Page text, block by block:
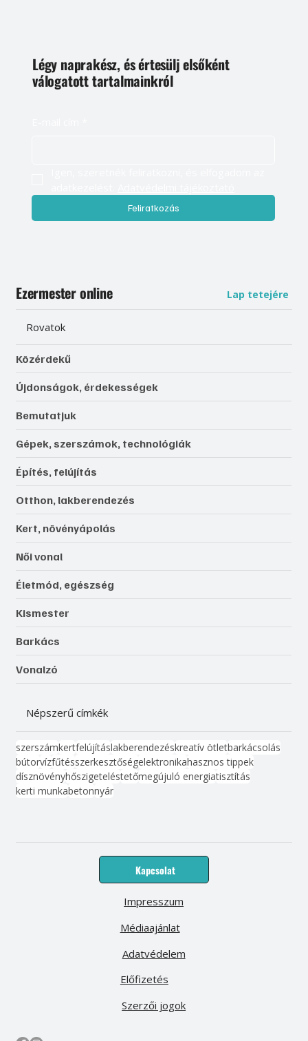
Légy naprakész, és értesülj elsőként
válogatott tartalmainkról
Feliratkozás
Ezermester online Lap tetejére
Rovatok
Közérdekű
Újdonságok, érdekességek
Bemutatjuk
Gépek, szerszámok, technológiák
Építés, felújítás
Otthon, lakberendezés
Kert, növényápolás
Női vonal
Életmód, egészség
Kismester
Barkács
Vonalzó
Népszerű címkék
szerszámkertfelújításlakberendezéskreatív ötletbarkácsolás
bútorvízfűtésszerkesztőségelektronikahasznos tippek
dísznövényhőszigeteléstetőmegújuló energiatisztítás
kerti munkabetonnyár
Kapcsolat
Médiaajánlat
Előfizetés
Impresszum
Adatvédelem
Szerzői jogok